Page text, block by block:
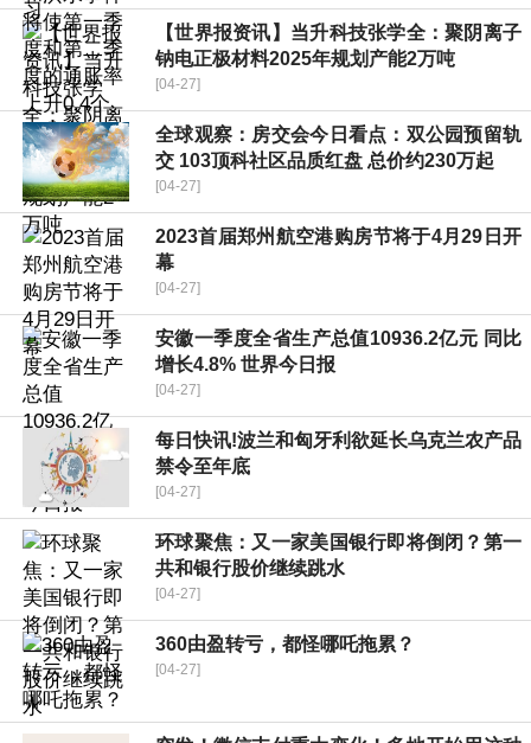
【世界报资讯】当升科技张学全：聚阴离子
钠电正极材料2025年规划产能2万吨
[04-27]
全球观察：房交会今日看点：双公园预留轨
交 103顶科社区品质红盘 总价约230万起
[04-27]
2023首届郑州航空港购房节将于4月29日开
幕
[04-27]
安徽一季度全省生产总值10936.2亿元 同比
增长4.8% 世界今日报
[04-27]
每日快讯!波兰和匈牙利欲延长乌克兰农产品
禁令至年底
[04-27]
环球聚焦：又一家美国银行即将倒闭？第一
共和银行股价继续跳水
[04-27]
360由盈转亏，都怪哪吒拖累？
[04-27]